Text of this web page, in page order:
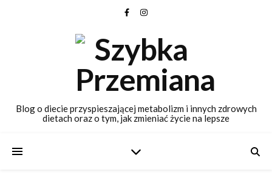
Blog o diecie przyspieszającej metabolizm i innych zdrowych
dietach oraz o tym, jak zmieniać życie na lepsze